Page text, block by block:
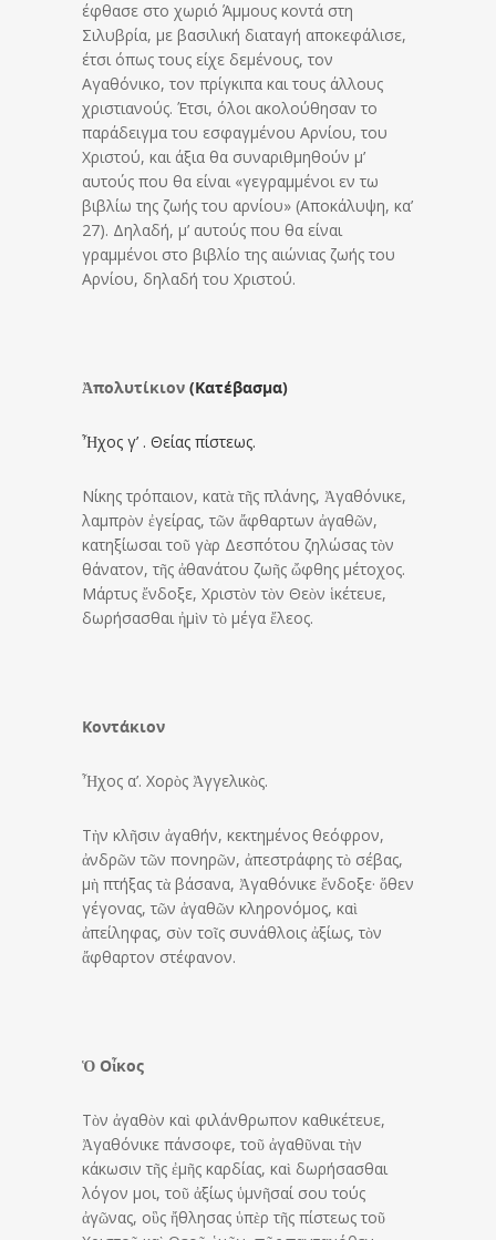
έφθασε στο χωριό Άμμους κοντά στη
Σιλυβρία, με βασιλική διαταγή αποκεφάλισε,
έτσι όπως τους είχε δεμένους, τον
Αγαθόνικο, τον πρίγκιπα και τους άλλους
χριστιανούς. Έτσι, όλοι ακολούθησαν το
παράδειγμα του εσφαγμένου Αρνίου, του
Χριστού, και άξια θα συναριθμηθούν μ’
αυτούς που θα είναι «γεγραμμένοι εν τω
βιβλίω της ζωής του αρνίου» (Αποκάλυψη, κα’
27). Δηλαδή, μ’ αυτούς που θα είναι
γραμμένοι στο βιβλίο της αιώνιας ζωής του
Αρνίου, δηλαδή του Χριστού.
Ἀπολυτίκιον (Κατέβασμα)
Ἦχος γ’ . Θείας πίστεως.
Νίκης τρόπαιον, κατὰ τῆς πλάνης, Ἀγαθόνικε,
λαμπρὸν ἐγείρας, τῶν ἄφθαρτων ἀγαθῶν,
κατηξίωσαι τοῦ γὰρ Δεσπότου ζηλώσας τὸν
θάνατον, τῆς ἀθανάτου ζωῆς ὤφθης μέτοχος.
Μάρτυς ἔνδοξε, Χριστὸν τὸν Θεὸν ἱκέτευε,
δωρήσασθαι ἠμὶν τὸ μέγα ἔλεος.
Κοντάκιον
Ἦχος α’. Χορὸς Ἀγγελικὸς.
Τὴν κλῆσιν ἀγαθήν, κεκτημένος θεόφρον,
ἀνδρῶν τῶν πονηρῶν, ἀπεστράφης τὸ σέβας,
μὴ πτήξας τὰ βάσανα, Ἀγαθόνικε ἔνδοξε· ὅθεν
γέγονας, τῶν ἀγαθῶν κληρονόμος, καὶ
ἀπείληφας, σὺν τοῖς συνάθλοις ἀξίως, τὸν
ἄφθαρτον στέφανον.
Ὁ Οἶκος
Τὸν ἀγαθὸν καὶ φιλάνθρωπον καθικέτευε,
Ἀγαθόνικε πάνσοφε, τοῦ ἀγαθῦναι τὴν
κάκωσιν τῆς ἐμῆς καρδίας, καὶ δωρήσασθαι
λόγον μοι, τοῦ ἀξίως ὑμνῆσαί σου τούς
ἀγῶνας, οὓς ἤθλησας ὑπὲρ τῆς πίστεως τοῦ